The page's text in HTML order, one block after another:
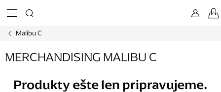
na
Malibu C
MERCHANDISING MALIBU C
Produkty ešte len pripravujeme.